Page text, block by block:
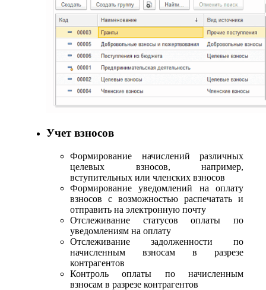
Учет взносов
Формирование начислений различных
целевых взносов, например,
вступительных или членских взносов
Формирование уведомлений на оплату
взносов с возможностью распечатать и
отправить на электронную почту
Отслеживание статусов оплаты по
уведомлениям на оплату
Отслеживание задолженности по
начисленным взносам в разрезе
контрагентов
Контроль оплаты по начисленным
взносам в разрезе контрагентов